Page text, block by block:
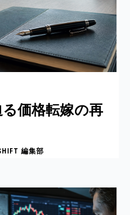
価格転嫁の再
編集部